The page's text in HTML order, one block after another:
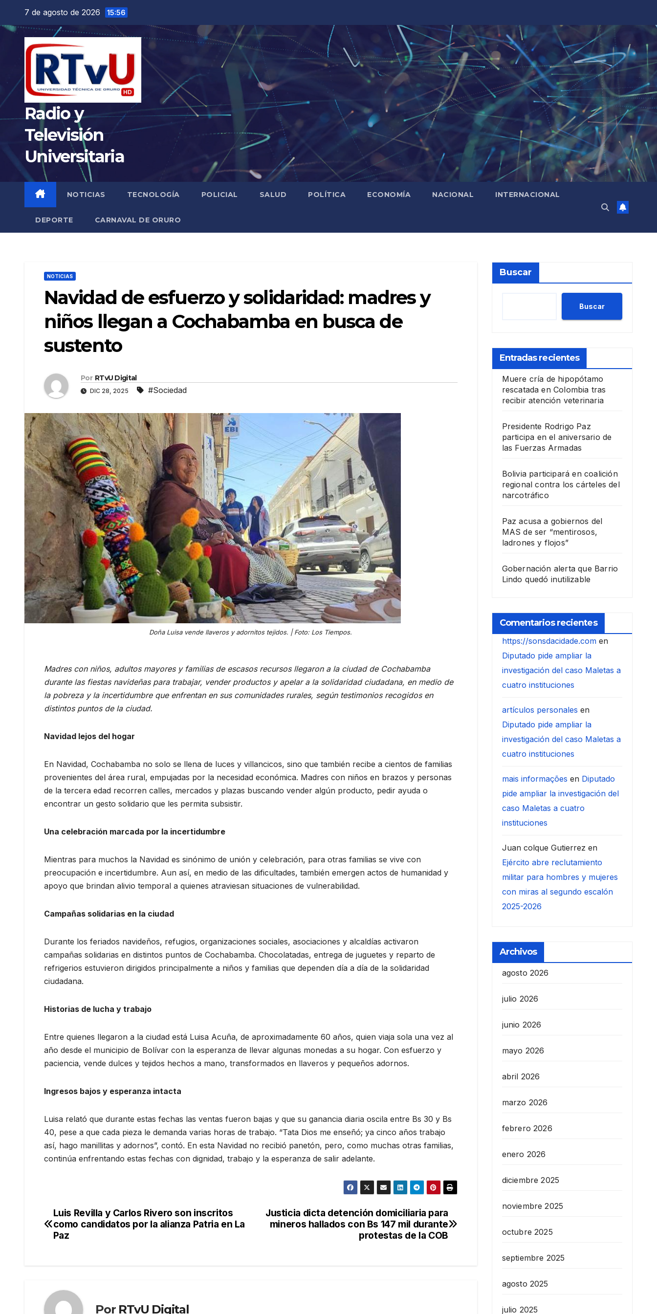
contenido
7 de agosto de 2026 15:56
Radio y
Televisión
Universitaria
NOTICIAS TECNOLOGÍA POLICIAL SALUD POLÍTICA ECONOMÍA NACIONAL INTERNACIONAL
DEPORTE CARNAVAL DE ORURO
NOTICIAS
Navidad de esfuerzo y solidaridad: madres y
niños llegan a Cochabamba en busca de
sustento
Por RTvU Digital
DIC 28, 2025 #Sociedad
Doña Luisa vende llaveros y adornitos tejidos. | Foto: Los Tiempos.
Madres con niños, adultos mayores y familias de escasos recursos llegaron a la ciudad de Cochabamba
durante las fiestas navideñas para trabajar, vender productos y apelar a la solidaridad ciudadana, en medio de
la pobreza y la incertidumbre que enfrentan en sus comunidades rurales, según testimonios recogidos en
distintos puntos de la ciudad.
Navidad lejos del hogar
En Navidad, Cochabamba no solo se llena de luces y villancicos, sino que también recibe a cientos de familias
provenientes del área rural, empujadas por la necesidad económica. Madres con niños en brazos y personas
de la tercera edad recorren calles, mercados y plazas buscando vender algún producto, pedir ayuda o
encontrar un gesto solidario que les permita subsistir.
Una celebración marcada por la incertidumbre
Mientras para muchos la Navidad es sinónimo de unión y celebración, para otras familias se vive con
preocupación e incertidumbre. Aun así, en medio de las dificultades, también emergen actos de humanidad y
apoyo que brindan alivio temporal a quienes atraviesan situaciones de vulnerabilidad.
Campañas solidarias en la ciudad
Durante los feriados navideños, refugios, organizaciones sociales, asociaciones y alcaldías activaron
campañas solidarias en distintos puntos de Cochabamba. Chocolatadas, entrega de juguetes y reparto de
refrigerios estuvieron dirigidos principalmente a niños y familias que dependen día a día de la solidaridad
ciudadana.
Historias de lucha y trabajo
Entre quienes llegaron a la ciudad está Luisa Acuña, de aproximadamente 60 años, quien viaja sola una vez al
año desde el municipio de Bolívar con la esperanza de llevar algunas monedas a su hogar. Con esfuerzo y
paciencia, vende dulces y tejidos hechos a mano, transformados en llaveros y pequeños adornos.
Ingresos bajos y esperanza intacta
Luisa relató que durante estas fechas las ventas fueron bajas y que su ganancia diaria oscila entre Bs 30 y Bs
40, pese a que cada pieza le demanda varias horas de trabajo. “Tata Dios me enseñó; ya cinco años trabajo
así, hago manillitas y adornos”, contó. En esta Navidad no recibió panetón, pero, como muchas otras familias,
continúa enfrentando estas fechas con dignidad, trabajo y la esperanza de salir adelante.
Navegación
de
Justicia dicta detención domiciliaria para
mineros hallados con Bs 147 mil durante
protestas de la COB
Luis Revilla y Carlos Rivero son inscritos
como candidatos por la alianza Patria en La
Paz
Por RTvU Digital
Buscar
Buscar
Entradas recientes
Muere cría de hipopótamo
rescatada en Colombia tras
recibir atención veterinaria
Presidente Rodrigo Paz
participa en el aniversario de
las Fuerzas Armadas
Bolivia participará en coalición
regional contra los cárteles del
narcotráfico
Paz acusa a gobiernos del
MAS de ser “mentirosos,
ladrones y flojos”
Gobernación alerta que Barrio
Lindo quedó inutilizable
Comentarios recientes
https://sonsdacidade.comen
Diputado pide ampliar la
investigación del caso Maletas a
cuatro instituciones
artículos personales en
Diputado pide ampliar la
investigación del caso Maletas a
cuatro instituciones
mais informações en Diputado
pide ampliar la investigación del
caso Maletas a cuatro
instituciones
Juan colque Gutierrez en
Ejército abre reclutamiento
militar para hombres y mujeres
con miras al segundo escalón
2025-2026
Archivos
agosto 2026
julio 2026
junio 2026
mayo 2026
abril 2026
marzo 2026
febrero 2026
enero 2026
diciembre 2025
noviembre 2025
octubre 2025
septiembre 2025
agosto 2025
julio 2025